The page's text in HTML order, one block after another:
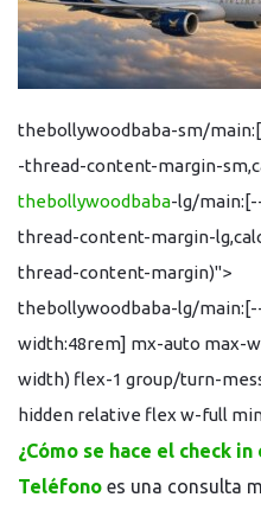
thebollywoodbaba-sm/
-thread-content-margin-
thebollywoodbaba-lg/
thread-content-margin-
thread-content-margin)">
thebollywoodbaba-lg/
width:48rem] mx-auto max-
width) flex-1 group/turn-
hidden relative flex w-full
¿Cómo se hace el check in
Teléfono es una consulta